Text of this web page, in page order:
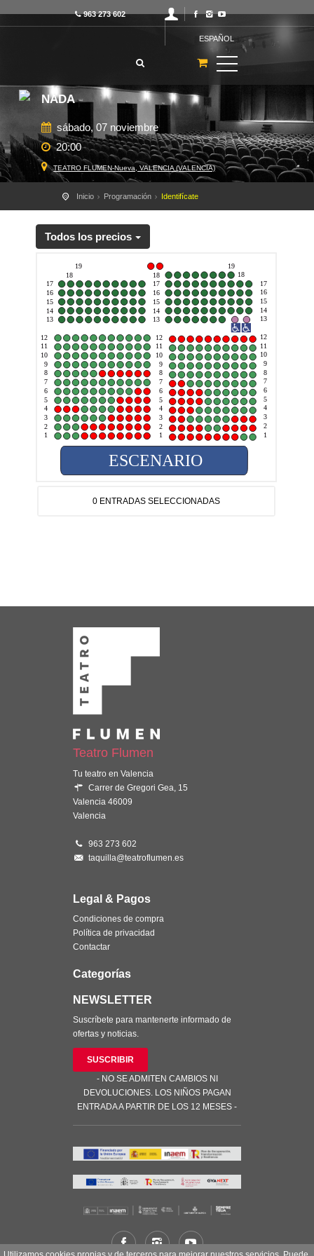
963 273 602
ESPAÑOL
NADA
sábado, 07 noviembre
20:00
TEATRO FLUMEN-Nueva, VALENCIA (VALENCIA)
Inicio Programación Identifícate
Todos los precios
19
18
18
17
17
16
16
15
15
14
14
13
13
12
12
11
11
10
10
9
9
8 8
7 7
6 6
5
5
4
4
3
3
2
2
1
1
ESCENARIO
18
17
16
15
14
13
12
11
10
9
8
7
6
5
4
3
2
1
19
0 ENTRADAS SELECCIONADAS
Teatro Flumen
Tu teatro en Valencia
Carrer de Gregori Gea, 15
Valencia 46009
Valencia
963 273 602
taquilla@teatroflumen.es
Legal & Pagos
Condiciones de compra
Política de privacidad
Contactar
Categorías
NEWSLETTER
Suscríbete para mantenerte informado de
ofertas y noticias.
SUSCRIBIR
- NO SE ADMITEN CAMBIOS NI
DEVOLUCIONES. LOS NIÑOS PAGAN
ENTRADA A PARTIR DE LOS 12 MESES -